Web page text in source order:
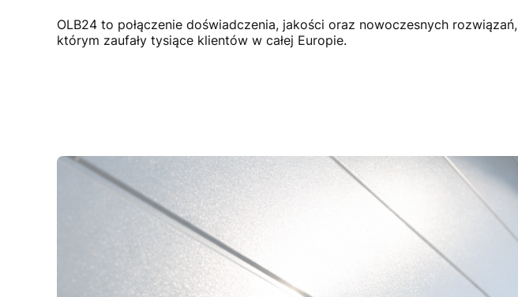
OLB24 to połączenie doświadczenia, jakości oraz nowoczesnych rozwiązań,
którym zaufały tysiące klientów w całej Europie.